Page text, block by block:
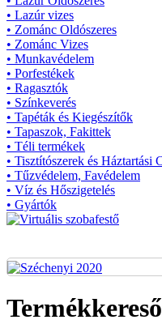
• Lazúr vizes
• Zománc Oldószeres
• Zománc Vizes
• Munkavédelem
• Porfestékek
• Ragasztók
• Színkeverés
• Tapéták és Kiegészítők
• Tapaszok, Fakittek
• Téli termékek
• Tisztítószerek és Háztartási
• Tűzvédelem, Favédelem
• Víz és Hőszigetelés
• Gyártók
Termékkereső